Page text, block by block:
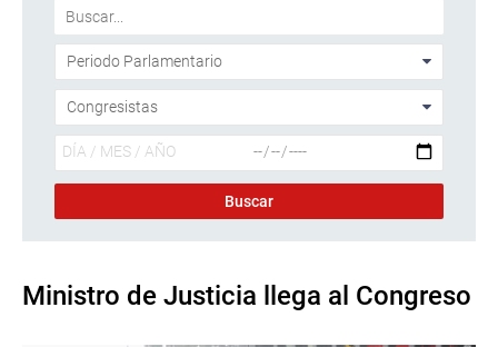
Ministro de Justicia llega al Congreso